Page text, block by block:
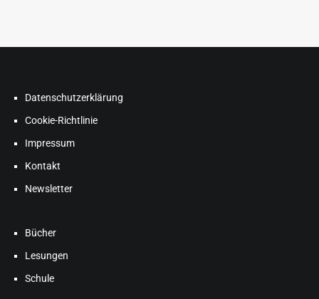
Datenschutzerklärung
Cookie-Richtlinie
Impressum
Kontakt
Newsletter
Bücher
Lesungen
Schule